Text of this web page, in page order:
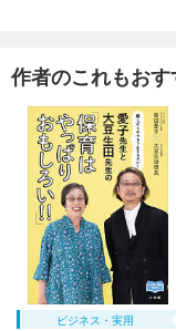
作者のこれもお
ビジネス・実用